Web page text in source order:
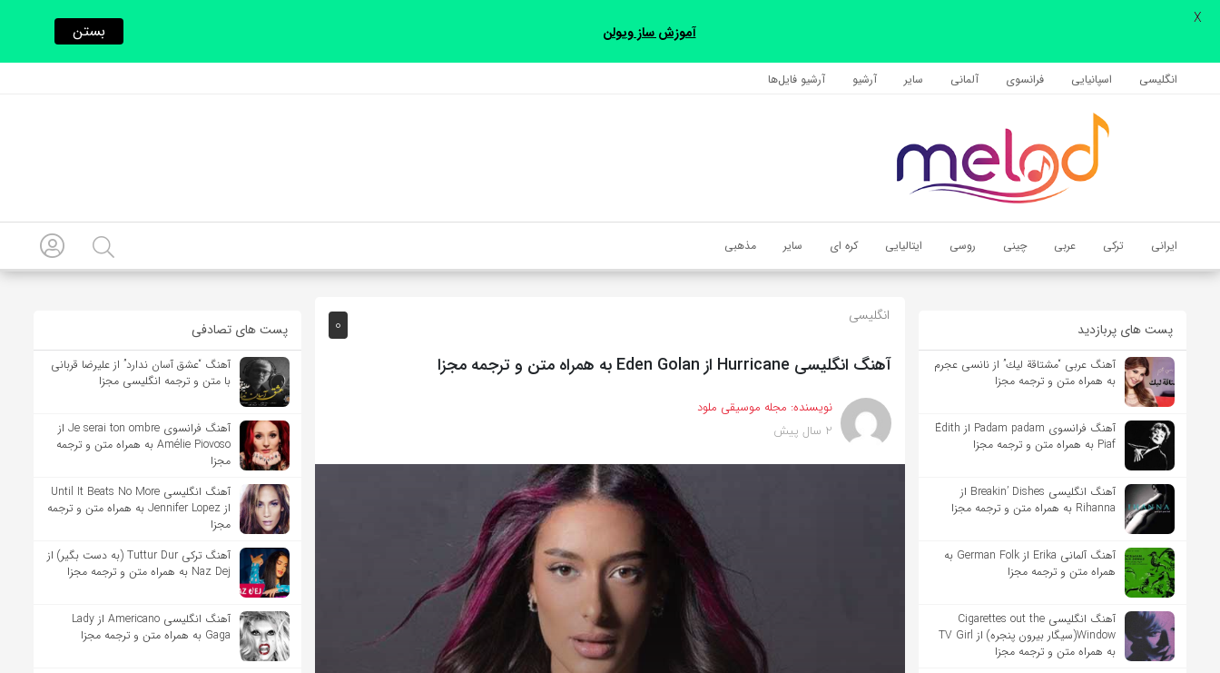
انگلیسی اسپانیایی فرانسوی آلمانی سایر آرشیو آرشیو فایل‌‎ها
ایرانی ترکی عربی چینی روسی ایتالیایی کره ای سایر مذهبی
اشتراک گذاری
با استفاده از روش‌های زیر می‌توانید این صفحه را با دوستان خود به
کپی لینک
پست های پربازدید
آهنگ عربی “مشتاقة لیك” از نانسی عجرم
به همراه متن و ترجمه مجزا
آهنگ فرانسوی Padam padam از Édith
Piaf به همراه متن و ترجمه مجزا
آهنگ انگلیسی Breakin’ Dishes از
Rihanna به همراه متن و ترجمه مجزا
آهنگ آلمانی Erika از German Folk به
همراه متن و ترجمه مجزا
آهنگ انگلیسی Cigarettes out the
Window(سیگار بیرون پنجره) از TV Girl
به همراه متن و ترجمه مجزا
0 انگلیسی
آهنگ انگلیسی Hurricane از Eden Golan به همراه متن و ترجمه مجزا
نویسنده: مجله موسیقی ملود
2 سال پیش
پست های تصادفی
آهنگ “عشق آسان ندارد” از علیرضا قربانی
با متن و ترجمه انگلیسی مجزا
آهنگ فرانسوی Je serai ton ombre از
Amélie Piovoso به همراه متن و ترجمه
مجزا
آهنگ انگلیسی Until It Beats No More
از Jennifer Lopez به همراه متن و ترجمه
مجزا
آهنگ ترکی Tuttur Dur (به دست بگیر) از
Naz Dej به همراه متن و ترجمه مجزا
آهنگ انگلیسی Americano از Lady
Gaga به همراه متن و ترجمه مجزا
آموزش ساز ویولن بستن
X